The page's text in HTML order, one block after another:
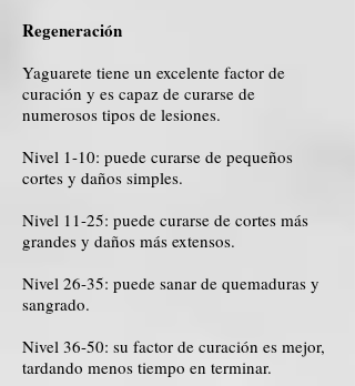
Regeneración
Yaguarete tiene un excelente factor de
curación y es capaz de curarse de
numerosos tipos de lesiones.
Nivel 1-10: puede curarse de pequeños
cortes y daños simples.
Nivel 11-25: puede curarse de cortes más
grandes y daños más extensos.
Nivel 26-35: puede sanar de quemaduras y
sangrado.
Nivel 36-50: su factor de curación es mejor,
tardando menos tiempo en terminar.